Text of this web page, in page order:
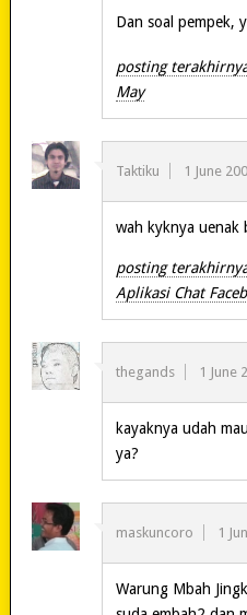
Dan soal pempek,
posting
May
Taktiku 1 June
wah kyknya uenak
posting
Aplikasi Chat
thegands 1 June
kayaknya udah
ya?
maskuncoro 1
Warung Mbah